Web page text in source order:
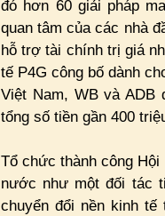
đó hơn 60 giải pháp
quan tâm của các nhà
hỗ trợ tài chính trị giá
tế P4G công bố dành
Việt Nam, WB và
tổng số tiền gần 400
Tổ chức thành công
nước như một đối tác
chuyển đổi nền kinh